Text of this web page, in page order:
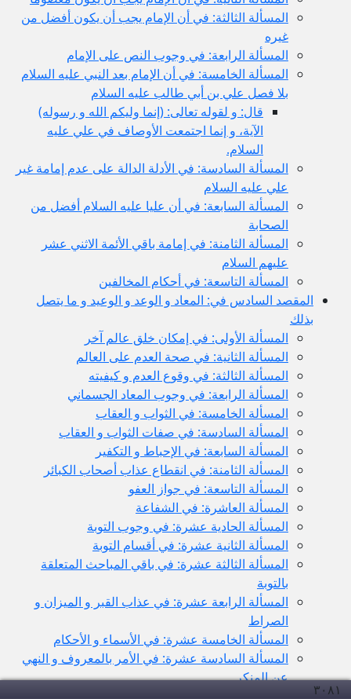
المسألة الثالثة: في أن الإمام يجب أن يكون أفضل من
غيره
المسألة الرابعة: في وجوب النص على الإمام
المسألة الخامسة: في أن الإمام بعد النبي عليه السلام
بلا فصل علي بن أبي طالب عليه السلام
قال: و لقوله تعالى: (إنما وليكم الله و رسوله)
الآية، و إنما اجتمعت الأوصاف في علي عليه
السلام.
المسألة السادسة: في الأدلة الدالة على عدم إمامة غير
علي عليه السلام
المسألة السابعة: في أن عليا عليه السلام أفضل من
الصحابة
المسألة الثامنة: في إمامة باقي الأئمة الاثني عشر
عليهم السلام
المسألة التاسعة: في أحكام المخالفين
المقصد السادس في: المعاد و الوعد و الوعيد و ما يتصل
بذلك
المسألة الأولى: في إمكان خلق عالم آخر
المسألة الثانية: في صحة العدم على العالم
المسألة الثالثة: في وقوع العدم و كيفيته
المسألة الرابعة: في وجوب المعاد الجسماني
المسألة الخامسة: في الثواب و العقاب
المسألة السادسة: في صفات الثواب و العقاب
المسألة السابعة: في الإحباط و التكفير
المسألة الثامنة: في انقطاع عذاب أصحاب الكبائر
المسألة التاسعة: في جواز العفو
المسألة العاشرة: في الشفاعة
المسألة الحادية عشرة: في وجوب التوبة
المسألة الثانية عشرة: في أقسام التوبة
المسألة الثالثة عشرة: في باقي المباحث المتعلقة
بالتوبة
المسألة الرابعة عشرة: في عذاب القبر و الميزان و
الصراط
المسألة الخامسة عشرة: في الأسماء و الأحكام
المسألة السادسة عشرة: في الأمر بالمعروف و النهي
عن المنكر
۳۰۸۱